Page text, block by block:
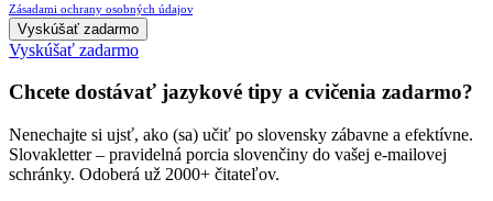
Zásadami ochrany osobných údajov.
Vyskúšať zadarmo
Vyskúšať zadarmo
Chcete dostávať jazykové tipy a cvičenia zadarmo?
Nenechajte si ujsť, ako (sa) učiť po slovensky zábavne a efektívne.
Slovakletter – pravidelná porcia slovenčiny do vašej e-mailovej
schránky. Odoberá už 2000+ čitateľov.